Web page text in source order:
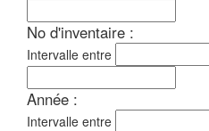
No d'inventaire :
Intervalle entre
Année :
Intervalle entre